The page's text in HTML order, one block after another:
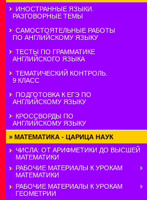
ИНОСТРАННЫЕ ЯЗЫКИ.
РАЗГОВОРНЫЕ ТЕМЫ
САМОСТОЯТЕЛЬНЫЕ РАБОТЫ
ПО АНГЛИЙСКОМУ ЯЗЫКУ
ТЕСТЫ ПО ГРАММАТИКЕ
АНГЛИЙСКОГО ЯЗЫКА
ТЕМАТИЧЕСКИЙ КОНТРОЛЬ.
9 КЛАСС
ПОДГОТОВКА К ЕГЭ ПО
АНГЛИЙСКОМУ ЯЗЫКУ
КРОССВОРДЫ ПО
АНГЛИЙСКОМУ ЯЗЫКУ
» МАТЕМАТИКА - ЦАРИЦА НАУК
ЧИСЛА: ОТ АРИФМЕТИКИ ДО ВЫСШЕЙ
МАТЕМАТИКИ
РАБОЧИЕ МАТЕРИАЛЫ К УРОКАМ
МАТЕМАТИКИ
РАБОЧИЕ МАТЕРИАЛЫ К УРОКАМ
ГЕОМЕТРИИ